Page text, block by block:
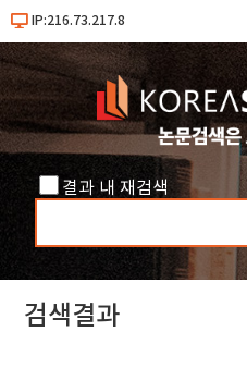
IP:216.73.217.8
결과 내 재검색
검색결과